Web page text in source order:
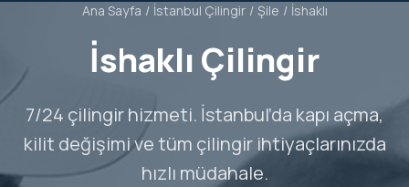
Ana Sayfa / İstanbul Çilingir / Şile / İshaklı
İshaklı Çilingir
7/24 çilingir hizmeti. İstanbul’da kapı açma,
kilit değişimi ve tüm çilingir ihtiyaçlarınızda
hızlı müdahale.